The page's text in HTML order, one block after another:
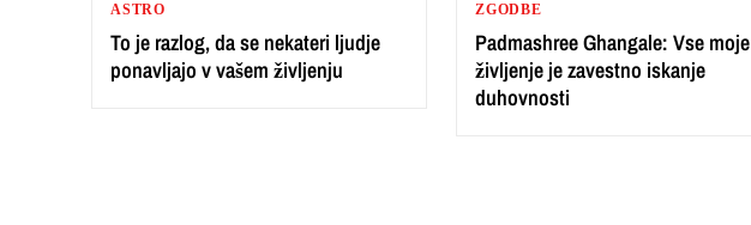
ASTRO
To je razlog, da se nekateri ljudje
ponavljajo v vašem življenju
ZGODBE
Padmashree Ghangale: Vse moje
življenje je zavestno iskanje
duhovnosti